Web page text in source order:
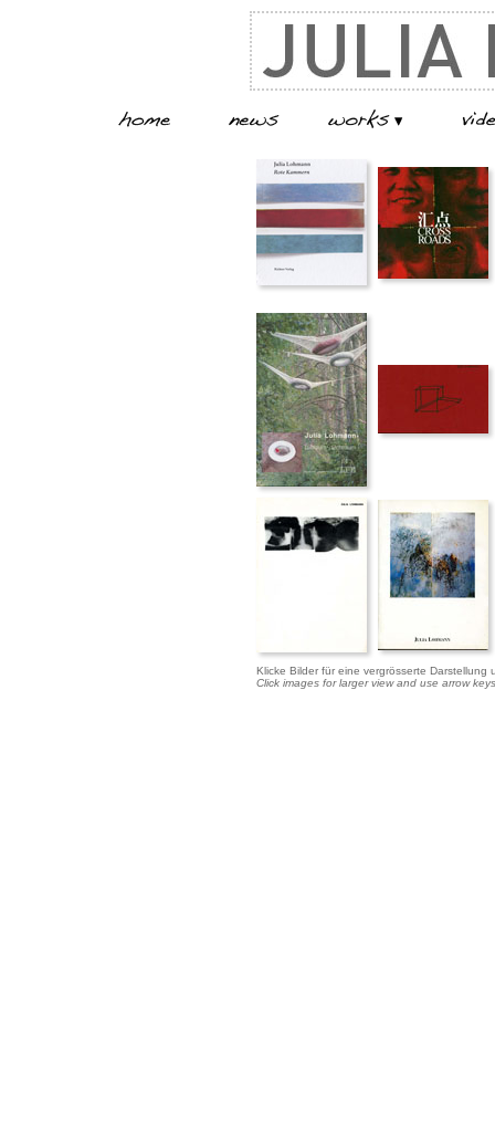
Klicke Bilder für eine vergrösserte
Click images for larger view and use arrow